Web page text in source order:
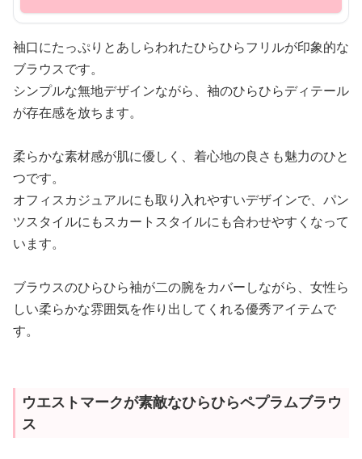
袖口にたっぷりとあしらわれたひらひらフリルが印象的な
ブラウスです。
シンプルな無地デザインながら、袖のひらひらディテール
が存在感を放ちます。
柔らかな素材感が肌に優しく、着心地の良さも魅力のひと
つです。
オフィスカジュアルにも取り入れやすいデザインで、パン
ツスタイルにもスカートスタイルにも合わせやすくなって
います。
ブラウスのひらひら袖が二の腕をカバーしながら、女性ら
しい柔らかな雰囲気を作り出してくれる優秀アイテムで
す。
ウエストマークが素敵なひらひらペプラムブラウ
ス